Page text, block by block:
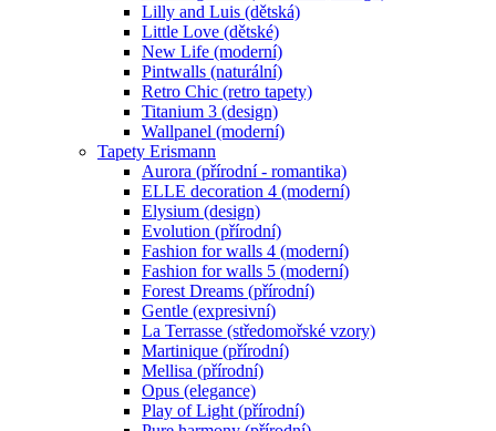
Lilly and Luis (dětská)
Little Love (dětské)
New Life (moderní)
Pintwalls (naturální)
Retro Chic (retro tapety)
Titanium 3 (design)
Wallpanel (moderní)
Tapety Erismann
Aurora (přírodní - romantika)
ELLE decoration 4 (moderní)
Elysium (design)
Evolution (přírodní)
Fashion for walls 4 (moderní)
Fashion for walls 5 (moderní)
Forest Dreams (přírodní)
Gentle (expresivní)
La Terrasse (středomořské vzory)
Martinique (přírodní)
Mellisa (přírodní)
Opus (elegance)
Play of Light (přírodní)